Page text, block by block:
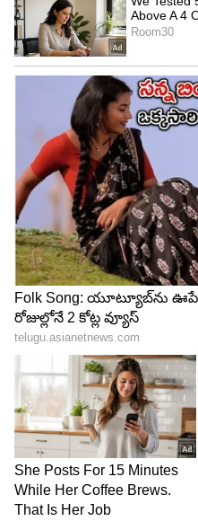
జిలేబీ పేరు చెప్పగానే..
ఇష్టపడని వారంటూ
సందర్భంగా వీటిని
మందే ఉంటారు.
వీటికి డిమాండ్ కాస్త
షుగర్ కంటెంట్ మోతాదుకు
కొలెస్ట్రాల్ ను దారుణంగా
6